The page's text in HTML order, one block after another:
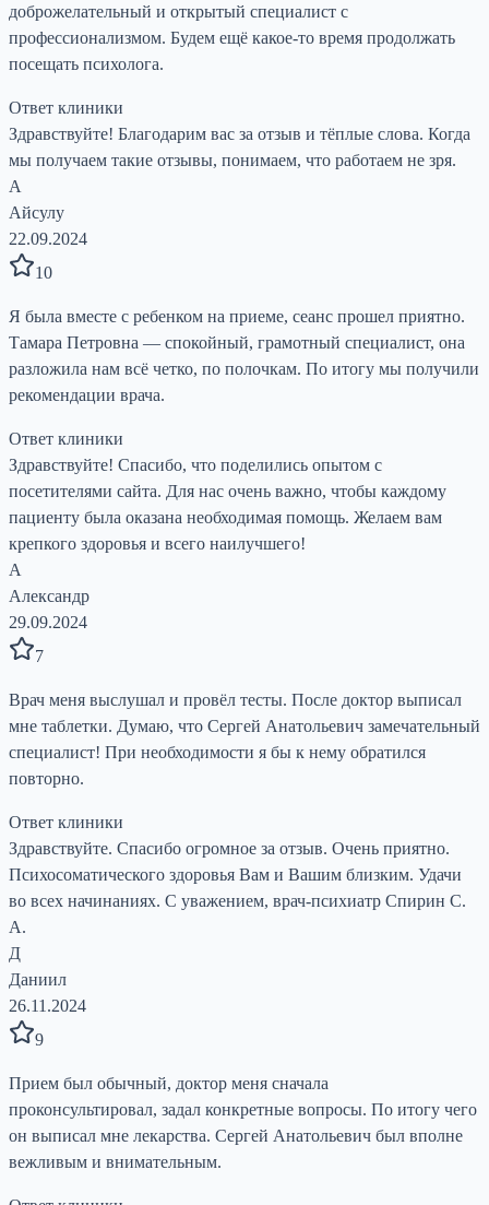
доброжелательный и открытый специалист с
профессионализмом. Будем ещё какое-то время продолжать
посещать психолога.
Ответ клиники
Здравствуйте! Благодарим вас за отзыв и тёплые слова. Когда
мы получаем такие отзывы, понимаем, что работаем не зря.
А
Айсулу
22.09.2024
10
Я была вместе с ребенком на приеме, сеанс прошел приятно.
Тамара Петровна — спокойный, грамотный специалист, она
разложила нам всё четко, по полочкам. По итогу мы получили
рекомендации врача.
Ответ клиники
Здравствуйте! Спасибо, что поделились опытом с
посетителями сайта. Для нас очень важно, чтобы каждому
пациенту была оказана необходимая помощь. Желаем вам
крепкого здоровья и всего наилучшего!
А
Александр
29.09.2024
7
Врач меня выслушал и провёл тесты. После доктор выписал
мне таблетки. Думаю, что Сергей Анатольевич замечательный
специалист! При необходимости я бы к нему обратился
повторно.
Ответ клиники
Здравствуйте. Спасибо огромное за отзыв. Очень приятно.
Психосоматического здоровья Вам и Вашим близким. Удачи
во всех начинаниях. С уважением, врач-психиатр Спирин С.
А.
Д
Даниил
26.11.2024
9
Прием был обычный, доктор меня сначала
проконсультировал, задал конкретные вопросы. По итогу чего
он выписал мне лекарства. Сергей Анатольевич был вполне
вежливым и внимательным.